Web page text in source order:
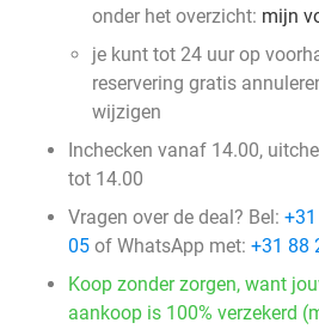
onder het overzicht: mijn
je kunt tot 24 uur op
reservering gratis
wijzigen
Inchecken vanaf 14.00,
tot 14.00
Vragen over de deal? Bel:
05 of WhatsApp met: +31 88
Koop zonder zorgen, want
aankoop is 100% verzekerd